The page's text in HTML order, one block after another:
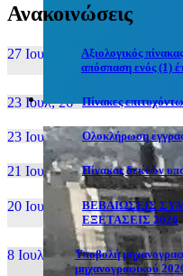
Ανακοινώσεις
27 Ιουν, 26
Αξιολογικός
απόσπαση ενός (1)
23 Ιουλ, 26 Πίνακες
23 Ιουλ, 26 Ολοκλήρωση
21 Ιουλ, 26 Πίνακας δεκτών
20 Ιουλ, 26
ΒΕΒΑΙΩΣΕΙΣ
ΕΞΕΤΑΣΕΙΣ 2026
8 Ιουλ, 26
Υποβολή
μηχανογραφικού